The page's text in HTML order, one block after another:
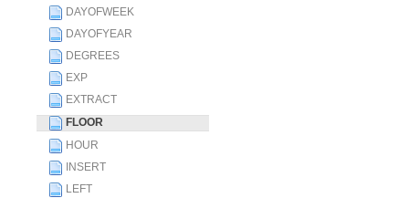
DAYOFWEEK
DAYOFYEAR
DEGREES
EXP
EXTRACT
FLOOR
HOUR
INSERT
LEFT